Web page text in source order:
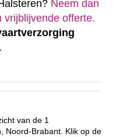
Neem dan
vrijblijvende offerte‎.
.
van de 1
Noord-Brabant. Klik op de